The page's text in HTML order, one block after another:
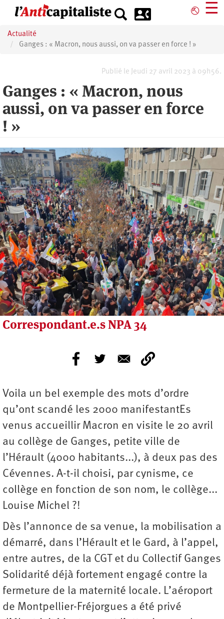
principal
⎋ ☰
Actualité
Ganges : « Macron, nous aussi, on va passer en force ! »
Publié le Jeudi 27 avril 2023 à 09h56.
Ganges : « Macron, nous
aussi, on va passer en force
! »
Correspondant.e.s NPA 34
Voila un bel exemple des mots d’ordre
qu’ont scandé les 2000 manifestantEs
venus accueillir Macron en visite le 20 avril
au collège de Ganges, petite ville de
l’Hérault (4000 habitants...), à deux pas des
Cévennes. A-t-il choisi, par cynisme, ce
collège en fonction de son nom, le collège...
Louise Michel ?!
Dès l’annonce de sa venue, la mobilisation a
démarré, dans l’Hérault et le Gard, à l’appel,
entre autres, de la CGT et du Collectif Ganges
Solidarité déjà fortement engagé contre la
fermeture de la maternité locale. L’aéroport
de Montpellier-Fréjorgues a été privé